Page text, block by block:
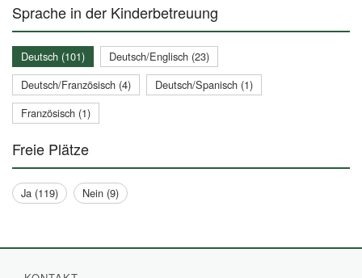
Sprache in der Kinderbetreuung
Deutsch (101)
Deutsch/Englisch (23)
Deutsch/Französisch (4)
Deutsch/Spanisch (1)
Französisch (1)
Freie Plätze
Ja (119) Nein (9)